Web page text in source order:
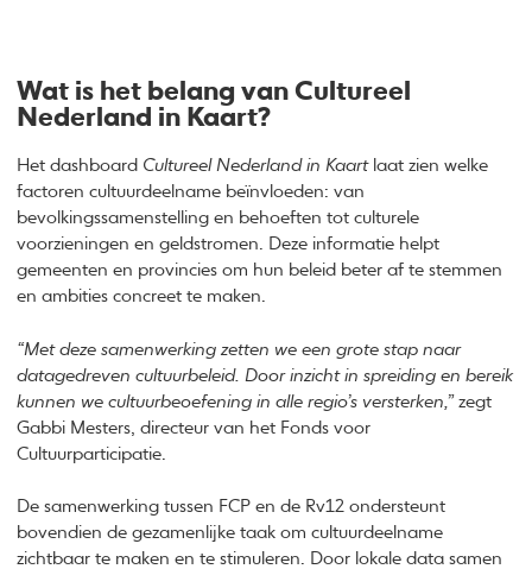
Wat is het belang van Cultureel
Nederland in Kaart?
Het dashboard Cultureel Nederland in Kaartlaat zien welke
factoren cultuurdeelname beïnvloeden: van
bevolkingssamenstelling en behoeften tot culturele
voorzieningen en geldstromen. Deze informatie helpt
gemeenten en provincies om hun beleid beter af te stemmen
en ambities concreet te maken.
“Met deze samenwerking zetten we een grote stap naar
datagedreven cultuurbeleid. Door inzicht in spreiding en bereik
kunnen we cultuurbeoefening in alle regio’s versterken,” zegt
Gabbi Mesters, directeur van het Fonds voor
Cultuurparticipatie.
De samenwerking tussen FCP en de Rv12 ondersteunt
bovendien de gezamenlijke taak om cultuurdeelname
zichtbaar te maken en te stimuleren. Door lokale data samen